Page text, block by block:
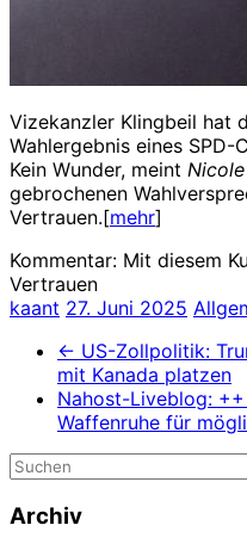
Vizekanzler Klingbeil hat
Wahlergebnis eines SPD-
Kein Wunder, meint
gebrochenen
Vertrauen.[mehr]
Kommentar: Mit diesem
Vertrauen
kaant 27. Juni 2025
← US-Zollpolitik:
mit Kanada platzen
Nahost-Liveblog:
Waffenruhe für
Archiv